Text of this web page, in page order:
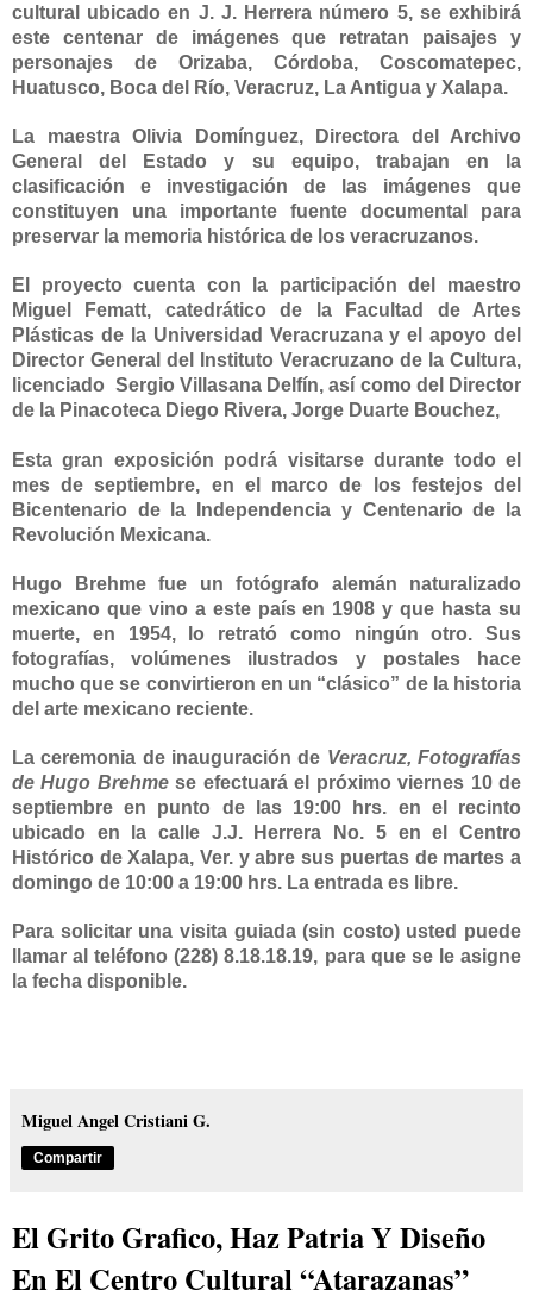
cultural ubicado en J. J. Herrera número 5, se exhibirá
este centenar de imágenes que retratan paisajes y
personajes de Orizaba, Córdoba, Coscomatepec,
Huatusco, Boca del Río, Veracruz, La Antigua y Xalapa.
La maestra Olivia Domínguez, Directora del Archivo
General del Estado y su equipo, trabajan en la
clasificación e investigación de las imágenes que
constituyen una importante fuente documental para
preservar la memoria histórica de los veracruzanos.
El proyecto cuenta con la participación del maestro
Miguel Fematt, catedrático de
la Facultad
de Artes
Plásticas de la Universidad Veracruzanay el apoyo del
Director General del Instituto Veracruzano de la Cultura,
licenciado Sergio Villasana Delfín, así como del Director
de la Pinacoteca Diego Rivera, Jorge Duarte Bouchez,
Esta gran exposición podrá visitarse durante todo el
mes de septiembre, en el marco de los festejos del
Bicentenario de
la Independencia y Centenario de
la
Revolución Mexicana.
Hugo Brehme fue un fotógrafo alemán naturalizado
mexicano que vino a este país en 1908 y que hasta su
muerte, en 1954, lo retrató como ningún otro. Sus
fotografías, volúmenes ilustrados y postales hace
mucho que se convirtieron en un “clásico” de la historia
del arte mexicano reciente.
La ceremonia de inauguración de Veracruz, Fotografías
de Hugo Brehmese efectuará el próximo viernes 10 de
septiembre en punto de las 19:00 hrs. en el recinto
ubicado en la calle J.J. Herrera No. 5 en el Centro
Histórico de Xalapa, Ver. y abre sus puertas de martes a
domingo de 10:00 a 19:00 hrs. La entrada es libre.
Para solicitar una visita guiada (sin costo) usted puede
llamar al teléfono (228) 8.18.18.19, para que se le asigne
la fecha disponible.
Miguel Angel Cristiani G.
Compartir
El Grito Grafico, Haz Patria Y Diseño
En El Centro Cultural “Atarazanas”